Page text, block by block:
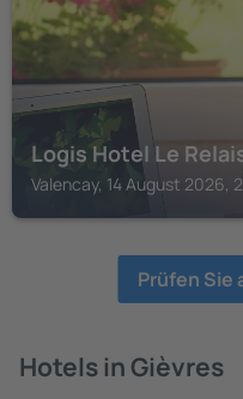
Logis Hotel Le
Valencay, 14 August 2026,
Prüfen Sie
Hotels in Gièvres